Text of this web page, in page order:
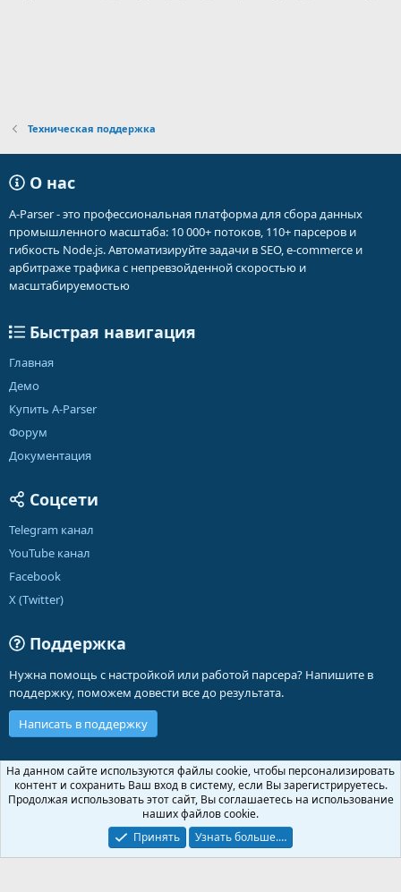
Техническая поддержка
О нас
A-Parser - это профессиональная платформа для сбора данных
промышленного масштаба: 10 000+ потоков, 110+ парсеров и
гибкость Node.js. Автоматизируйте задачи в SEO, e-commerce и
арбитраже трафика с непревзойденной скоростью и
масштабируемостью
Быстрая навигация
Главная
Демо
Купить A-Parser
Форум
Документация
Соцсети
Telegram канал
YouTube канал
Facebook
X (Twitter)
Поддержка
Нужна помощь с настройкой или работой парсера? Напишите в
поддержку, поможем довести все до результата.
Написать в поддержку
Russian (RU)
Обратная связь
Условия и правила
Политика конфиденциальности
Помощь
Community platform by XenForo ® © 2010-2026 XenForo Ltd.
На данном сайте используются файлы cookie, чтобы персонализировать
контент и сохранить Ваш вход в систему, если Вы зарегистрируетесь.
Продолжая использовать этот сайт, Вы соглашаетесь на использование
наших файлов cookie.
Принять
Узнать больше.…